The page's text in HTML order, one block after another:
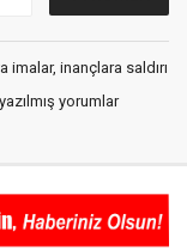
inançlara saldırı
yorumlar